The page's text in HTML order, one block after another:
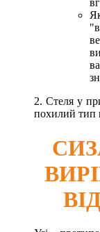
2. Стеля у
похилий тип